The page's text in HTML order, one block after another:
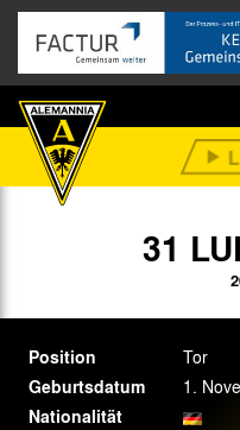
31
Position Tor
Geburtsdatum 1.
Nationalität